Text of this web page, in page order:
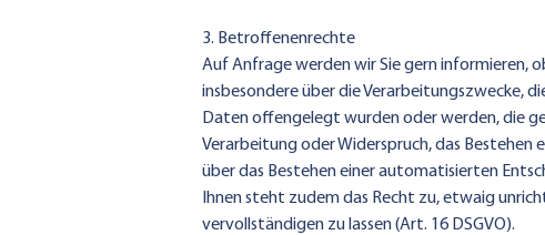
3. Betroffenenrechte
Auf Anfrage werden wir Sie gern informieren,
insbesondere über die Verarbeitungszwecke,
Daten offengelegt wurden oder werden, die
Verarbeitung oder Widerspruch, das Bestehen
über das Bestehen einer automatisierten
Ihnen steht zudem das Recht zu, etwaig
vervollständigen zu lassen (Art. 16 DSGVO).